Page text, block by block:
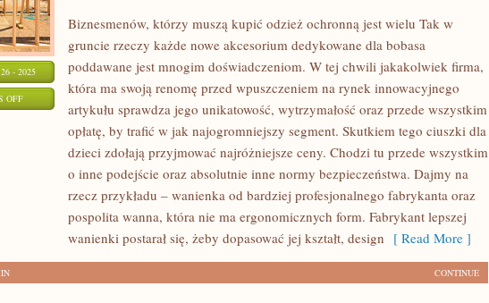
- 2025
OFFON
Biznesmenów, którzy muszą kupić odzież ochronną jest wielu Tak w
gruncie rzeczy każde nowe akcesorium dedykowane dla bobasa
poddawane jest mnogim doświadczeniom. W tej chwili jakakolwiek firma,
która ma swoją renomę przed wpuszczeniem na rynek innowacyjnego
artykułu sprawdza jego unikatowość, wytrzymałość oraz przede wszystkim
opłatę, by trafić w jak najogromniejszy segment. Skutkiem tego ciuszki dla
dzieci zdołają przyjmować najróżniejsze ceny. Chodzi tu przede wszystkim
o inne podejście oraz absolutnie inne normy bezpieczeństwa. Dajmy na
rzecz przykładu – wanienka od bardziej profesjonalnego fabrykanta oraz
pospolita wanna, która nie ma ergonomicznych form. Fabrykant lepszej
wanienki postarał się, żeby dopasować jej kształt, design [ Read More ]
CONTINUE